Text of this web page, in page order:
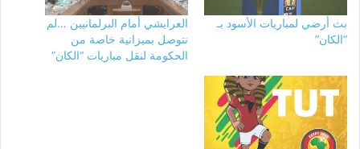
بث أرضي لمباريات الأسود بـ
“الكان”
العرايشي أمام البرلمانيين …لم
نتوصل بميزانية خاصة من
الحكومة لنقل مباريات “الكان”